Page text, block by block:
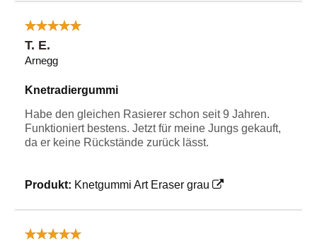
T. E.
Arnegg
Knetradiergummi
Habe den gleichen Rasierer schon seit 9 Jahren.
Funktioniert bestens. Jetzt für meine Jungs gekauft,
da er keine Rückstände zurück lässt.
Produkt: Knetgummi Art Eraser grau